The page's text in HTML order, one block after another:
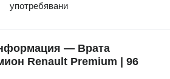
употребявани
— Врата
Renault Premium | 96